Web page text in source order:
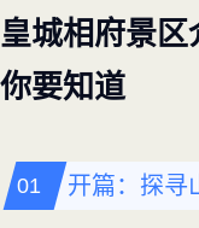
皇城相府景
你要知道
开篇：探寻